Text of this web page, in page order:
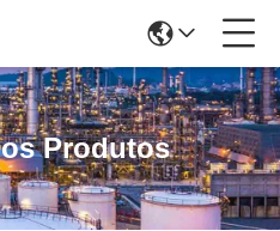
Produtos